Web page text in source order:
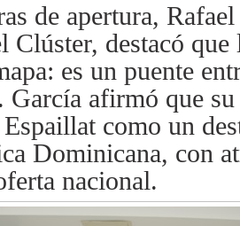
de apertura,
Clúster, destacó que
es un puente
García afirmó que
como un
Dominicana, con
nacional.